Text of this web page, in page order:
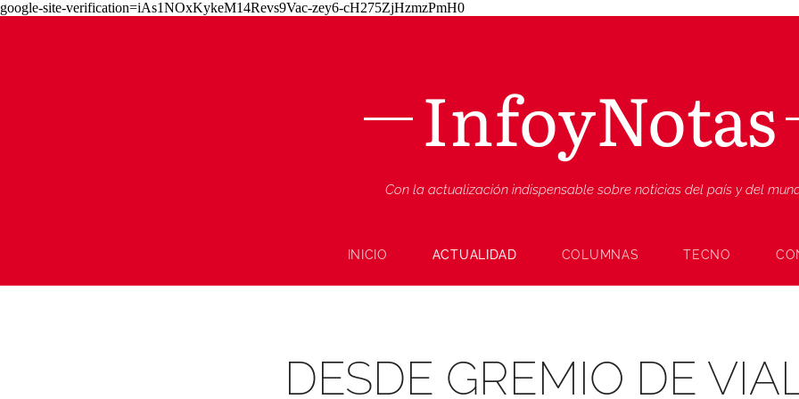
google-site-verification=iAs1NOxKykeM14Revs9Vac-zey6-cH275ZjHzmzPmH0
InfoyNotas
Con la actualización indispensable sobre noticias del país y del
INICIO ACTUALIDAD COLUMNAS TECNO
DESDE GREMIO DE